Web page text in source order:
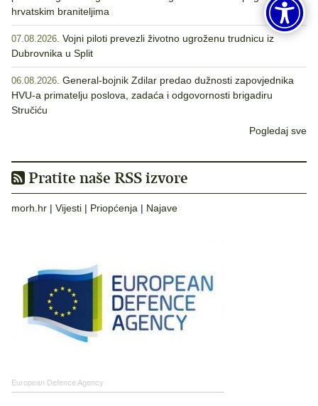
hrvatskim braniteljima
07.08.2026. Vojni piloti prevezli životno ugroženu trudnicu iz
Dubrovnika u Split
06.08.2026. General-bojnik Zdilar predao dužnosti zapovjednika
HVU-a primatelju poslova, zadaća i odgovornosti brigadiru
Stručiću
Pogledaj sve
Pratite naše RSS izvore
morh.hr | Vijesti | Priopćenja | Najave
European Defence Agency